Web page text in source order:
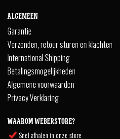
ALGEMEEN
Garantie
Verzenden, retour sturen en klachten
International Shipping
Betalingsmogelijkheden
Algemene voorwaarden
Privacy Verklaring
WAAROM WEBERSTORE?
Snel afhalen in onze store